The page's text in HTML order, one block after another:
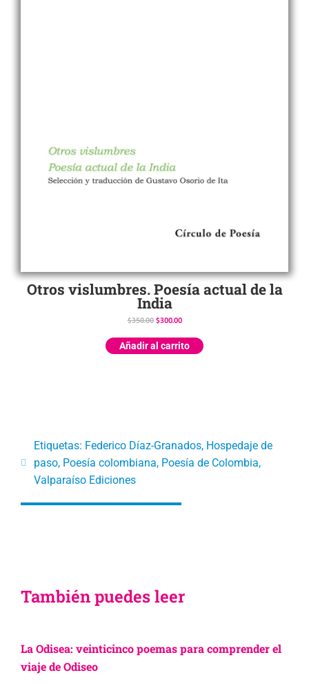
Otros vislumbres. Poesía actual de la
India
$350.00 $300.00
Añadir al carrito
Etiquetas: Federico Díaz-Granados, Hospedaje de
paso, Poesía colombiana, Poesía de Colombia,
Valparaíso Ediciones
También puedes leer
La Odisea: veinticinco poemas para comprender el
viaje de Odiseo